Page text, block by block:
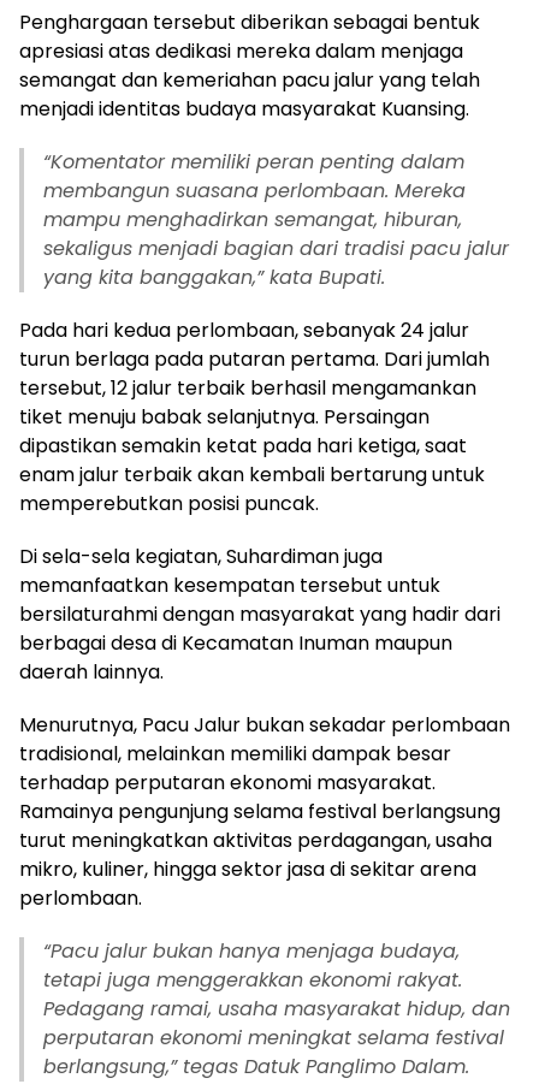
Penghargaan tersebut diberikan sebagai bentuk
apresiasi atas dedikasi mereka dalam menjaga
semangat dan kemeriahan pacu jalur yang telah
menjadi identitas budaya masyarakat Kuansing.
“Komentator memiliki peran penting dalam
membangun suasana perlombaan. Mereka
mampu menghadirkan semangat, hiburan,
sekaligus menjadi bagian dari tradisi pacu jalur
yang kita banggakan,” kata Bupati.
Pada hari kedua perlombaan, sebanyak 24 jalur
turun berlaga pada putaran pertama. Dari jumlah
tersebut, 12 jalur terbaik berhasil mengamankan
tiket menuju babak selanjutnya. Persaingan
dipastikan semakin ketat pada hari ketiga, saat
enam jalur terbaik akan kembali bertarung untuk
memperebutkan posisi puncak.
Di sela-sela kegiatan, Suhardiman juga
memanfaatkan kesempatan tersebut untuk
bersilaturahmi dengan masyarakat yang hadir dari
berbagai desa di Kecamatan Inuman maupun
daerah lainnya.
Menurutnya, Pacu Jalur bukan sekadar perlombaan
tradisional, melainkan memiliki dampak besar
terhadap perputaran ekonomi masyarakat.
Ramainya pengunjung selama festival berlangsung
turut meningkatkan aktivitas perdagangan, usaha
mikro, kuliner, hingga sektor jasa di sekitar arena
perlombaan.
“Pacu jalur bukan hanya menjaga budaya,
tetapi juga menggerakkan ekonomi rakyat.
Pedagang ramai, usaha masyarakat hidup, dan
perputaran ekonomi meningkat selama festival
berlangsung,” tegas Datuk Panglimo Dalam.